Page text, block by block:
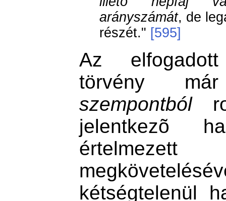
arányszámát, de
részét." [595]
Az
törvény
szempontból
jelentkezõ
kétségtelenül